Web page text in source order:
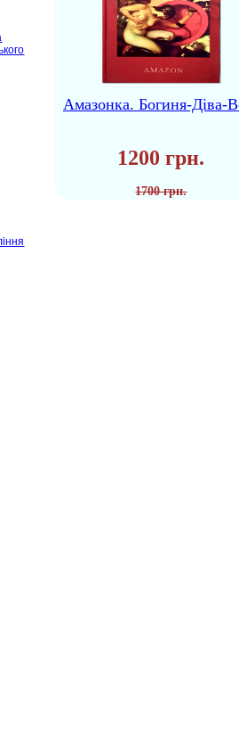
Амазонка. Богиня-Діва-
1200 грн.
1700 грн.